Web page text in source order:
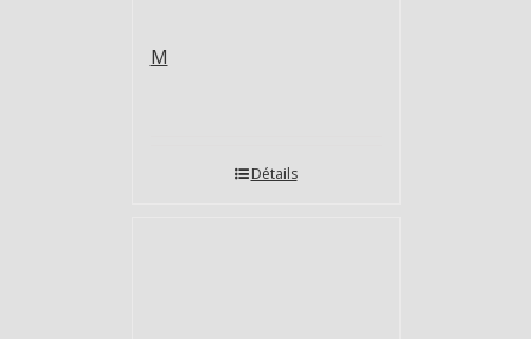
M
Détails